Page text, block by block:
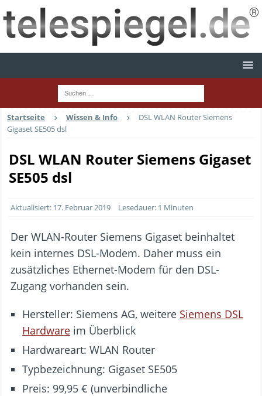
Startseite Wissen & Info
DSL WLAN Router Siemens
Gigaset SE505 dsl
DSL WLAN Router Siemens Gigaset
SE505 dsl
Aktualisiert: 17. Februar 2019 Lesedauer: 1 Minuten
Der WLAN-Router Siemens Gigaset beinhaltet
kein internes DSL-Modem. Daher muss ein
zusätzliches Ethernet-Modem für den DSL-
Zugang vorhanden sein.
Hersteller: Siemens AG, weitere Siemens DSL
Hardware im Überblick
Hardwareart: WLAN Router
Typbezeichnung: Gigaset SE505
Preis: 99,95 € (unverbindliche